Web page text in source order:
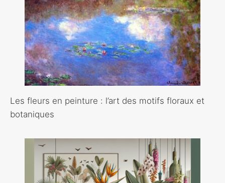
Les fleurs en peinture : l’art des motifs floraux et
botaniques